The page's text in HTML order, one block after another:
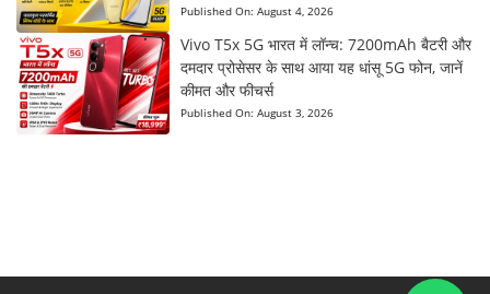
Published On: August 4, 2026
Vivo T5x 5G भारत में लॉन्च: 7200mAh बैटरी और
दमदार प्रोसेसर के साथ आया यह धांसू 5G फोन, जानें
कीमत और फीचर्स
Published On: August 3, 2026